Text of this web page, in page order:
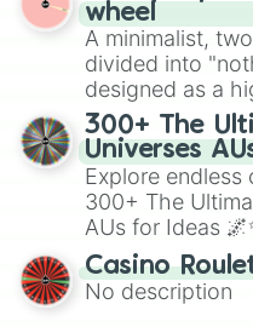
randomized word
Give your next
the wheel to
for
to create an
turn into a funny
wheel
A minimalist,
divided into
designed as a
for testing your
300+ The
Universes
Explore endless
300+ The
AUs for Ideas
with over 300
alternate
AU and
Casino
No description